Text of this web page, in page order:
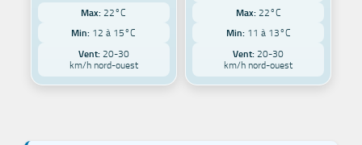
Max: 22°C
Min: 12 à 15°C
Vent:20-30
km/h nord-ouest
Max: 22°C
Min: 11 à 13°C
Vent: 20-30
km/h nord-ouest